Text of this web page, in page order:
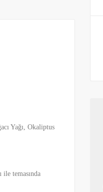
Yağı, Okaliptus
temasında